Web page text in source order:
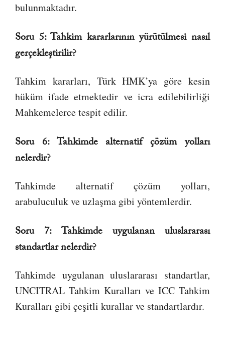
bulunmaktadır.
Soru 5: Tahkim kararlarının yürütülmesi nasıl
gerçekleştirilir?
Tahkim kararları, Türk HMK’ya göre kesin
hüküm ifade etmektedir ve icra edilebilirliği
Mahkemelerce tespit edilir.
Soru 6: Tahkimde alternatif çözüm yolları
nelerdir?
Tahkimde alternatif çözüm yolları,
arabuluculuk ve uzlaşma gibi yöntemlerdir.
Soru 7: Tahkimde uygulanan uluslararası
standartlar nelerdir?
Tahkimde uygulanan uluslararası standartlar,
UNCITRAL Tahkim Kuralları ve ICC Tahkim
Kuralları gibi çeşitli kurallar ve standartlardır.